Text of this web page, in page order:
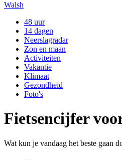
Walsh
48 uur
14 dagen
Neerslagradar
Zon en maan
Activiteiten
Vakantie
Klimaat
Gezondheid
Foto's
Fietsencijfer
Wat kun je vandaag het beste gaan